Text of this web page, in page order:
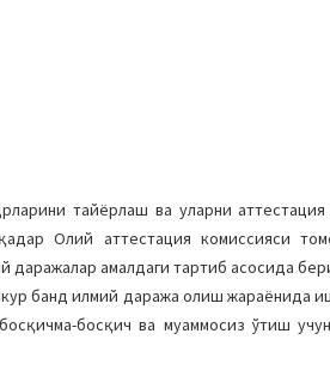
тайёрлаш ва уларни
Олий аттестация комиссияси
даражалар амалдаги тартиб асосида
банд илмий даража олиш жараёнида
босқич ва муаммосиз ўтиш